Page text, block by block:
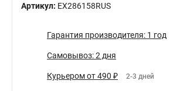
Артикул: EX286158RUS
Гарантия производителя: 1 год
Самовывоз: 2 дня
Курьером от 490 ₽ 2-3 дней